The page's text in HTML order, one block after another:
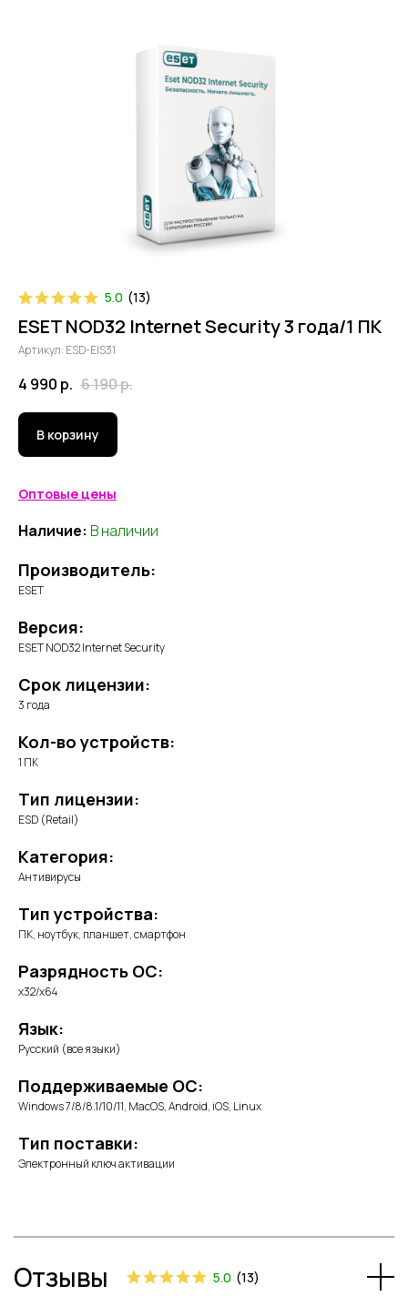
5.0 (13)
ESET NOD32 Internet Security 3 года/1 ПК
Артикул: ESD-EIS31
4 990 р. 6 190р.
В корзину
Оптовые цены
Наличие: В наличии
Производитель:
ESET
Версия:
ESET NOD32 Internet Security
Срок лицензии:
3 года
Кол-во устройств:
1 ПК
Тип лицензии:
ESD (Retail)
Категория:
Антивирусы
Тип устройства:
ПК, ноутбук, планшет, смартфон
Разрядность ОС:
x32/x64
Язык:
Русский (все языки)
Поддерживаемые ОС:
Windows 7/8/8.1/10/11, MacOS, Android, iOS, Linux
Тип поставки:
Электронный ключ активации
Отзывы 5.0 (13)